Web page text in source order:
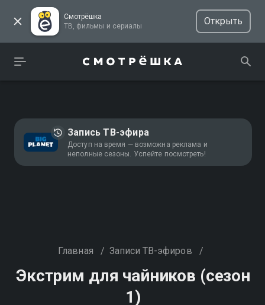
Смотрёшка
ТВ, фильмы и сериалы
Открыть
Запись ТВ-эфира
Доступ на время — возможна реклама и
неполные сезоны. Успейте посмотреть!
Главная / Записи ТВ-эфиров /
Экстрим для чайников (сезон
1)